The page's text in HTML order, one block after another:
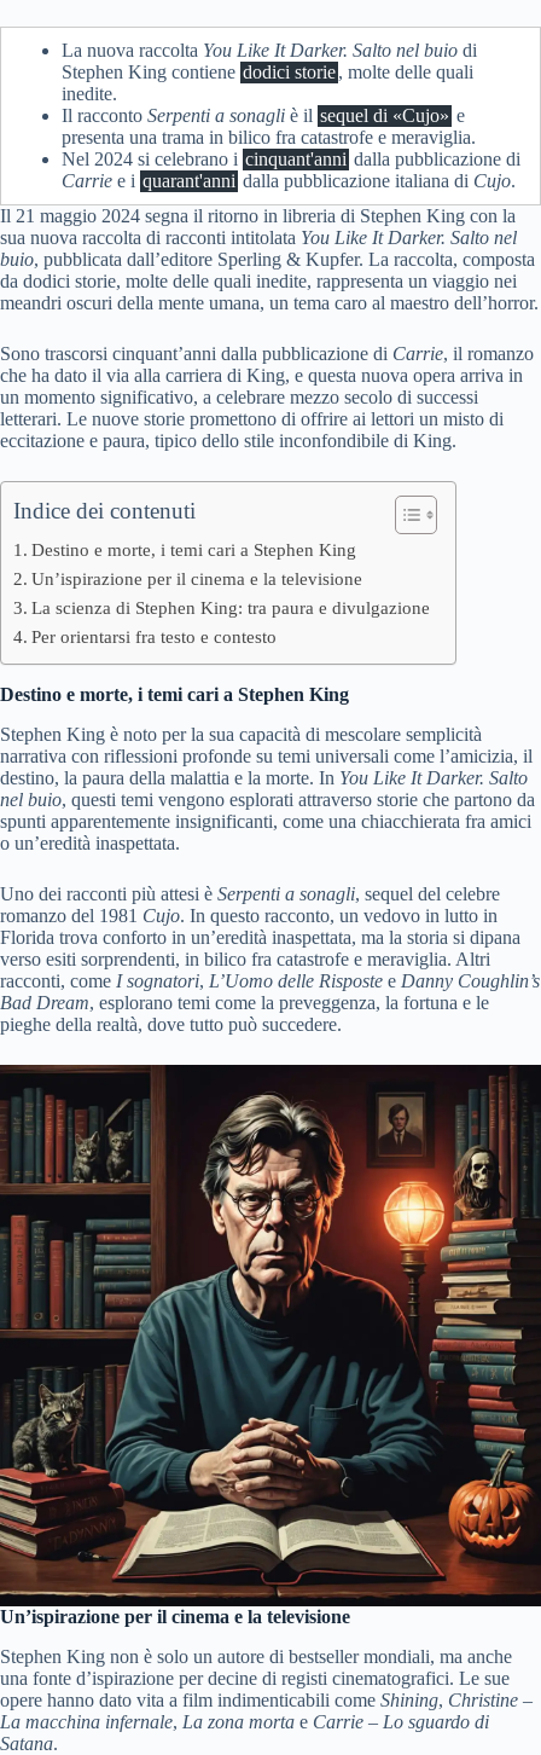
La nuova raccolta You Like It Darker. Salto nel buio di
Stephen King contiene dodici storie, molte delle quali
inedite.
Il racconto Serpenti a sonagli è il sequel di «Cujo» e
presenta una trama in bilico fra catastrofe e meraviglia.
Nel 2024 si celebrano i cinquant'anni dalla pubblicazione di
Carrie e i quarant'anni dalla pubblicazione italiana di Cujo.
Il 21 maggio 2024 segna il ritorno in libreria di Stephen King con la
sua nuova raccolta di racconti intitolata You Like It Darker. Salto nel
buio, pubblicata dall’editore Sperling & Kupfer. La raccolta, composta
da dodici storie, molte delle quali inedite, rappresenta un viaggio nei
meandri oscuri della mente umana, un tema caro al maestro dell’horror.
Sono trascorsi cinquant’anni dalla pubblicazione di Carrie, il romanzo
che ha dato il via alla carriera di King, e questa nuova opera arriva in
un momento significativo, a celebrare mezzo secolo di successi
letterari. Le nuove storie promettono di offrire ai lettori un misto di
eccitazione e paura, tipico dello stile inconfondibile di King.
Indice dei contenuti
Destino e morte, i temi cari a Stephen King
Un’ispirazione per il cinema e la televisione
La scienza di Stephen King: tra paura e divulgazione
Per orientarsi fra testo e contesto
Destino e morte, i temi cari a Stephen King
Stephen King è noto per la sua capacità di mescolare semplicità
narrativa con riflessioni profonde su temi universali come l’amicizia, il
destino, la paura della malattia e la morte. In You Like It Darker. Salto
nel buio, questi temi vengono esplorati attraverso storie che partono da
spunti apparentemente insignificanti, come una chiacchierata fra amici
o un’eredità inaspettata.
Uno dei racconti più attesi è Serpenti a sonagli, sequel del celebre
romanzo del 1981 Cujo. In questo racconto, un vedovo in lutto in
Florida trova conforto in un’eredità inaspettata, ma la storia si dipana
verso esiti sorprendenti, in bilico fra catastrofe e meraviglia. Altri
racconti, come I sognatori, L’Uomo delle Risposte e Danny Coughlin’s
Bad Dream, esplorano temi come la preveggenza, la fortuna e le
pieghe della realtà, dove tutto può succedere.
Un’ispirazione per il cinema e la televisione
Stephen King non è solo un autore di bestseller mondiali, ma anche
una fonte d’ispirazione per decine di registi cinematografici. Le sue
opere hanno dato vita a film indimenticabili come Shining, Christine –
La macchina infernale, La zona morta e Carrie – Lo sguardo di
Satana.